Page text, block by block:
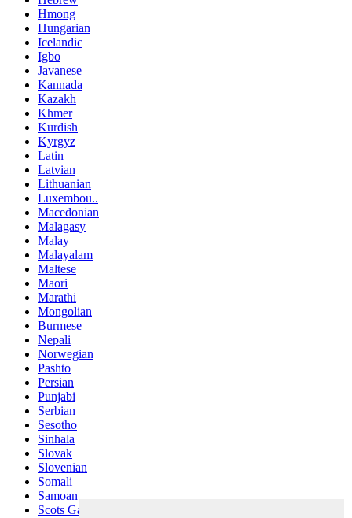
Hmong
Hungarian
Icelandic
Igbo
Javanese
Kannada
Kazakh
Khmer
Kurdish
Kyrgyz
Latin
Latvian
Lithuanian
Luxembou..
Macedonian
Malagasy
Malay
Malayalam
Maltese
Maori
Marathi
Mongolian
Burmese
Nepali
Norwegian
Pashto
Persian
Punjabi
Serbian
Sesotho
Sinhala
Slovak
Slovenian
Somali
Samoan
Scots Gaelic